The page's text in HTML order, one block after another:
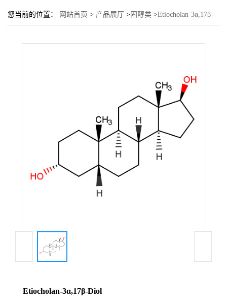
您当前的位置： 网站首页 > 产品展厅 > 固醇类 >Etiocholan-3α,17β-
Etiocholan-3α,17β-Diol